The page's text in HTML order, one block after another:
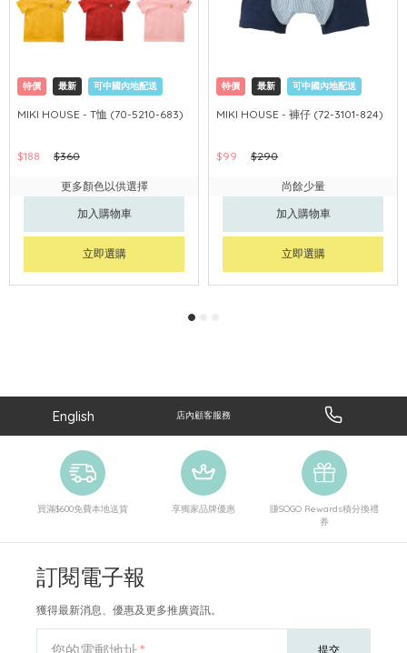
特價 最新 可中國內地配送
MIKI HOUSE - T恤 (70-5210-683)
$188 $360
更多顏色以供選擇
加入購物車
立即選購
特價 最新 可中國內地配送
MIKI HOUSE - 褲仔 (72-3101-824)
$99 $290
尚餘少量
加入購物車
立即選購
English 店內顧客服務
買滿$600免費本地送貨 享獨家品牌優惠
賺SOGO Rewards積分換禮
券
訂閱電子報
獲得最新消息、優惠及更多推廣資訊。
提交